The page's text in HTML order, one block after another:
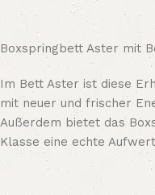
Boxspringbett Aster mit
Im Bett Aster ist diese
mit neuer und frischer
Außerdem bietet das
Klasse eine echte